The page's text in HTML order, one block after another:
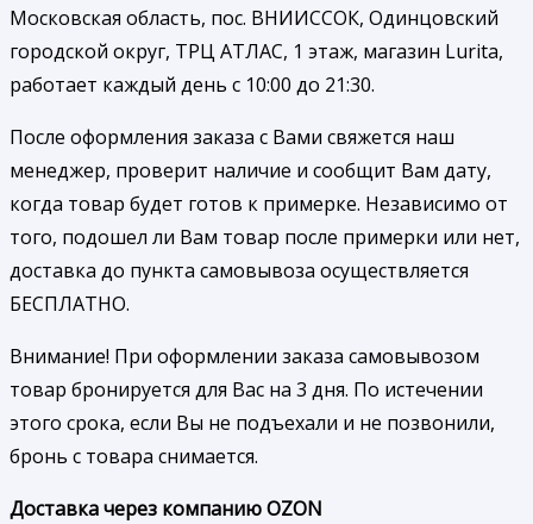
Московская область, пос. ВНИИССОК, Одинцовский
городской округ, ТРЦ АТЛАС, 1 этаж, магазин Lurita,
работает каждый день с 10:00 до 21:30.
После оформления заказа с Вами свяжется наш
менеджер, проверит наличие и сообщит Вам дату,
когда товар будет готов к примерке. Независимо от
того, подошел ли Вам товар после примерки или нет,
доставка до пункта самовывоза осуществляется
БЕСПЛАТНО.
Внимание! При оформлении заказа самовывозом
товар бронируется для Вас на 3 дня. По истечении
этого срока, если Вы не подъехали и не позвонили,
бронь с товара снимается.
Доставка через компанию OZON